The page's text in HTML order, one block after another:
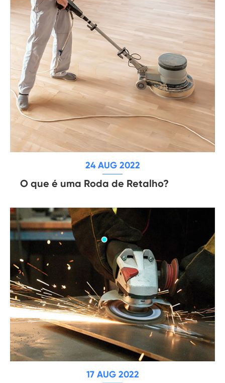
24 AUG 2022
O que é uma Roda de Retalho?
17 AUG 2022